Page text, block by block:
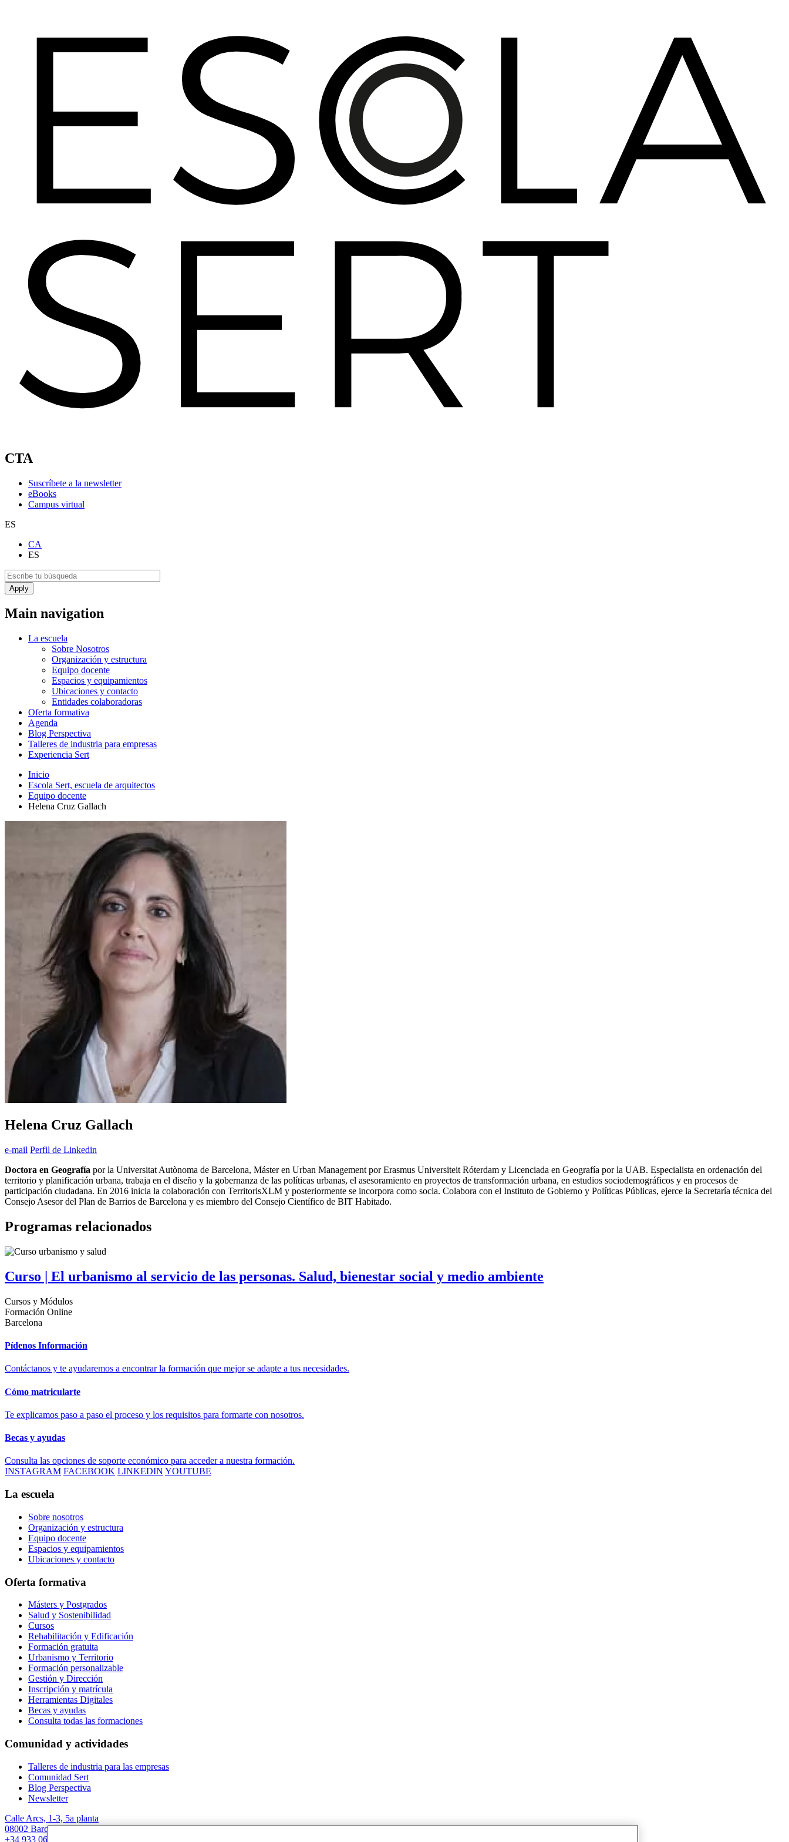
CTA
Suscríbete a la newsletter
eBooks
Campus virtual
ES
CA
ES
Main navigation
La escuela
Sobre Nosotros
Organización y estructura
Equipo docente
Espacios y equipamientos
Ubicaciones y contacto
Entidades colaboradoras
Oferta formativa
Agenda
Blog Perspectiva
Talleres de industria para empresas
Experiencia Sert
Inicio
Escola Sert, escuela de arquitectos
Equipo docente
Helena Cruz Gallach
Helena Cruz Gallach
e-mail Perfil de Linkedin
Doctora en Geografía por la Universitat Autònoma de Barcelona, Máster en Urban Management por Erasmus Universiteit Róterdam y Licenciada en Geografía por la UAB. Especialista en ordenación del
territorio y planificación urbana, trabaja en el diseño y la gobernanza de las políticas urbanas, el asesoramiento en proyectos de transformación urbana, en estudios sociodemográficos y en procesos de
participación ciudadana. En 2016 inicia la colaboración con TerritorisXLM y posteriormente se incorpora como socia. Colabora con el Instituto de Gobierno y Políticas Públicas, ejerce la Secretaría técnica del
Consejo Asesor del Plan de Barrios de Barcelona y es miembro del Consejo Científico de BIT Habitado.
Programas relacionados
Curso | El urbanismo al servicio de las personas. Salud, bienestar social y medio ambiente
Cursos y Módulos
Formación Online
Barcelona
Pídenos Información
Contáctanos y te ayudaremos a encontrar la formación que mejor se adapte a tus necesidades.
Cómo matricularte
Te explicamos paso a paso el proceso y los requisitos para formarte con nosotros.
Becas y ayudas
Consulta las opciones de soporte económico para acceder a nuestra formación.
INSTAGRAM FACEBOOK LINKEDIN YOUTUBE
La escuela
Sobre nosotros
Organización y estructura
Equipo docente
Espacios y equipamientos
Ubicaciones y contacto
Oferta formativa
Másters y Postgrados
Salud y Sostenibilidad
Cursos
Rehabilitación y Edificación
Formación gratuita
Urbanismo y Territorio
Formación personalizable
Gestión y Dirección
Inscripción y matrícula
Herramientas Digitales
Becas y ayudas
Consulta todas las formaciones
Comunidad y actividades
Talleres de industria para las empresas
Comunidad Sert
Blog Perspectiva
Newsletter
Calle Arcs, 1-3, 5a planta
08002 Barcelona
+34 933 067 844